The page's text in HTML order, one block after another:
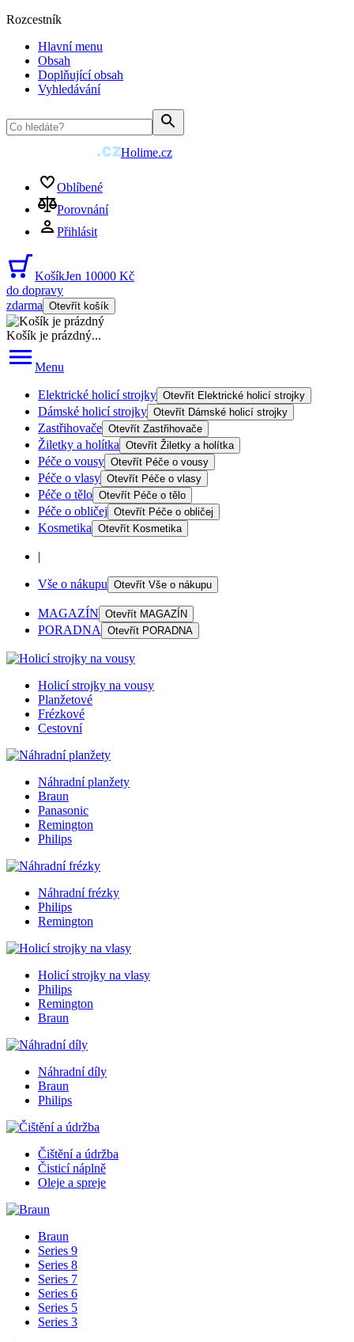
Rozcestník
Hlavní menu
Obsah
Doplňující obsah
Vyhledávání
Holime.cz
Oblíbené
Porovnání
Přihlásit
KošíkJen 10000 Kč
do dopravy
zdarma Otevřít košík
Košík je prázdný...
Menu
Elektrické holicí strojky Otevřít Elektrické holicí strojky
Dámské holicí strojky Otevřít Dámské holicí strojky
Zastřihovače Otevřít Zastřihovače
Žiletky a holítka Otevřít Žiletky a holítka
Péče o vousy Otevřít Péče o vousy
Péče o vlasy Otevřít Péče o vlasy
Péče o tělo Otevřít Péče o tělo
Péče o obličej Otevřít Péče o obličej
Kosmetika Otevřít Kosmetika
|
Vše o nákupu Otevřít Vše o nákupu
MAGAZÍN Otevřít MAGAZÍN
PORADNA Otevřít PORADNA
Holicí strojky na vousy
Planžetové
Frézkové
Cestovní
Náhradní planžety
Braun
Panasonic
Remington
Philips
Náhradní frézky
Philips
Remington
Holicí strojky na vlasy
Philips
Remington
Braun
Náhradní díly
Braun
Philips
Čištění a údržba
Čisticí náplně
Oleje a spreje
Braun
Series 9
Series 8
Series 7
Series 6
Series 5
Series 3